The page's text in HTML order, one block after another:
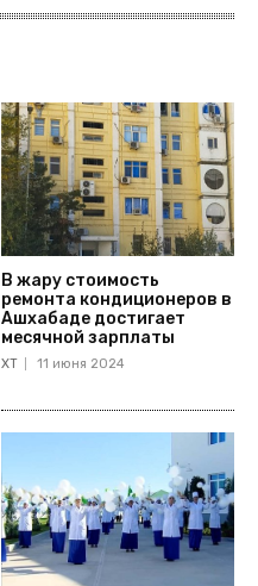
В жару стоимость
ремонта кондиционеров в
Ашхабаде достигает
месячной зарплаты
ХТ 11 июня 2024